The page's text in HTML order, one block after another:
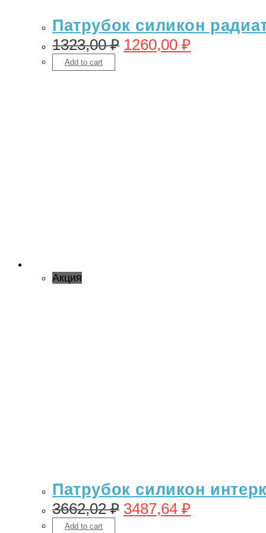
Патрубок силикон
1323,00₽ 1260,00 ₽
Add to cart
Акция
Патрубок силикон
3662,02₽ 3487,64 ₽
Add to cart